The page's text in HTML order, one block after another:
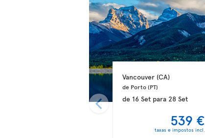
Vancouver (CA)
de Porto (PT)
de 16 Setpara 28 Set
539 €
taxas e impostos incl.